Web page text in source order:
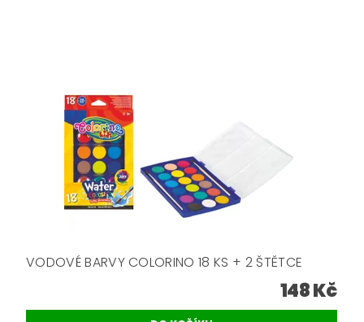
VODOVÉ BARVY COLORINO 18 KS + 2 ŠTĚTCE
148 Kč